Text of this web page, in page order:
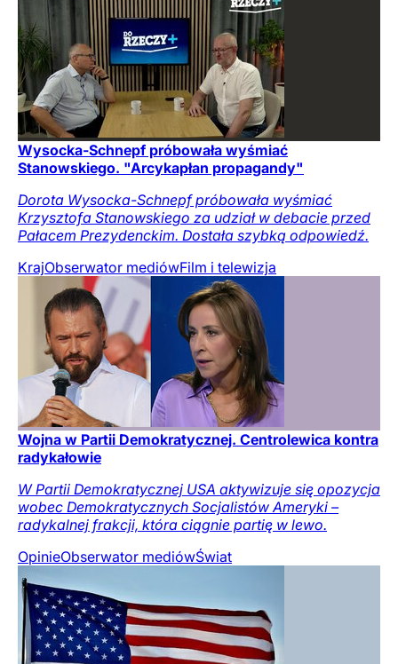
Wysocka-Schnepf próbowała wyśmiać
Stanowskiego. "Arcykapłan propagandy"
Dorota Wysocka-Schnepf próbowała wyśmiać
Krzysztofa Stanowskiego za udział w debacie przed
Pałacem Prezydenckim. Dostała szybką odpowiedź.
KrajObserwator mediówFilm i telewizja
Wojna w Partii Demokratycznej. Centrolewica kontra
radykałowie
W Partii Demokratycznej USA aktywizuje się opozycja
wobec Demokratycznych Socjalistów Ameryki –
radykalnej frakcji, która ciągnie partię w lewo.
OpinieObserwator mediówŚwiat